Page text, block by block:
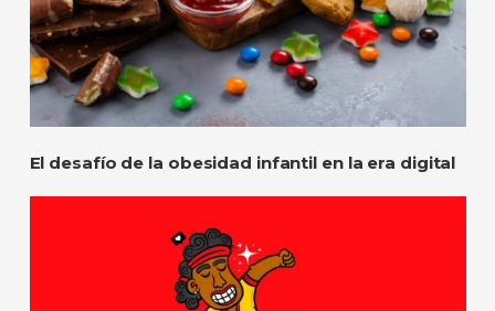
El desafío de la obesidad infantil en la era digital